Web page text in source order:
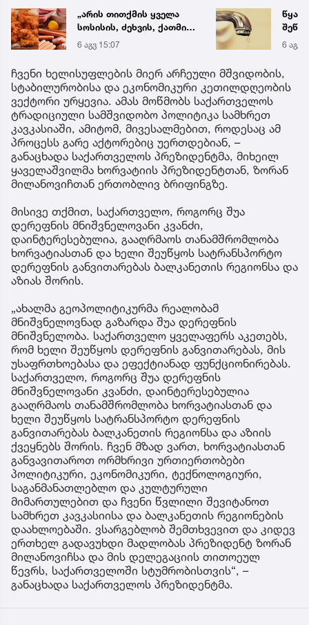
„არის თითქმის ყველა
სოსისის, ძეხვის, ქათმის
„ნაგეთსებსა“ და
ნახევარფაბრიკატებში“ -
სურსათის უვნებლობის
სპეციალისტის მიმართვა
6 აგვ 15:07 6 აგვ
ჩვენი ხელისუფლების მიერ არჩეული მშვიდობის,
სტაბილურობისა და ეკონომიკური კეთილდღეობის
ვექტორი ურყევია. ამას მოწმობს საქართველოს
ტრადიციული სამშვიდობო პოლიტიკა სამხრეთ
კავკასიაში, ამიტომ, მივესალმებით, როდესაც ამ
პროცესს გარე აქტორებიც უერთდებიან, –
განაცხადა საქართველოს პრეზიდენტმა, მიხეილ
ყაველაშვილმა ხორვატიის პრეზიდენტთან, ზორან
მილანოვიჩთან ერთობლივ ბრიფინგზე.
მისივე თქმით, საქართველო, როგორც შუა
დერეფნის მნიშვნელოვანი კვანძი,
დაინტერესებულია, გააღრმაოს თანამშრომლობა
ხორვატიასთან და ხელი შეუწყოს სატრანსპორტო
დერეფნის განვითარებას ბალკანეთის რეგიონსა და
აზიას შორის.
„ახალმა გეოპოლიტიკურმა რეალობამ
მნიშვნელოვნად გაზარდა შუა დერეფნის
მნიშვნელობა. საქართველო ყველაფერს აკეთებს,
რომ ხელი შეუწყოს დერეფნის განვითარებას, მის
უსაფრთხოებასა და ეფექტიანად ფუნქციონირებას.
საქართველო, როგორც შუა დერეფნის
მნიშვნელოვანი კვანძი, დაინტერესებულია
გააღრმაოს თანამშრომლობა ხორვატიასთან და
ხელი შეუწყოს სატრანსპორტო დერეფნის
განვითარებას ბალკანეთის რეგიონსა და აზიის
ქვეყნებს შორის. ჩვენ მზად ვართ, ხორვატიასთან
განვავითაროთ ორმხრივი ურთიერთობები
პოლიტიკური, ეკონომიკური, ტექნოლოგიური,
საგანმანათლებლო და კულტურული
მიმართულებით და ჩვენი წვლილი შევიტანოთ
სამხრეთ კავკასიისა და ბალკანეთის რეგიონების
დაახლოებაში. ვსარგებლობ შემთხვევით და კიდევ
ერთხელ გადავუხდი მადლობას პრეზიდენტ ზორან
მილანოვიჩსა და მის დელეგაციის თითოეულ
წევრს, საქართველოში სტუმრობისთვის“, –
განაცხადა საქართველოს პრეზიდენტმა.